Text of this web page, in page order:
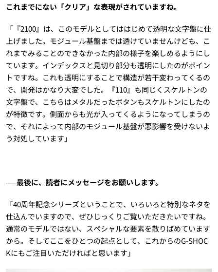
これまでにない「クリア」な表現がされていますね。
「『2100』は、このモデルとしてははじめて透明な文字盤に仕
上げました。モジュール基盤までは透けていませんけども、こ
れまでみることのできなかった内部の様子を楽しめるようにし
ています。インデックスと見切り部分も透明にしたのがポイン
トですね。これも透明にすることで構造が若干変わってくるの
で、開発はかなり大変でした。『110』も同じくスケルトンの
文字盤で、こちらはメタルだったボタンもスケルトンにしたの
が特徴です。側面からも光が入ってくるようになってしまうの
で、それによって内部のモジュール基盤が悪影響を受けないよ
う対処しています」
──最後に、読者にメッセージをお願いします。
「40周年記念シリーズということで、いろいろと特別なネタを
仕込んでいますので、ぜひじっくりご覧いただきたいですね。
通常のモデルではない、スペシャルな要素を散りばめています
から。そしてここをひとつの起点として、これからのG-SHOC
Kにもご注目いただければと思います」